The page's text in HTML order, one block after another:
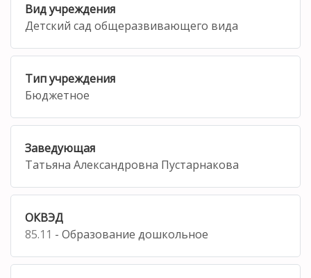
Вид учреждения
Детский сад общеразвивающего вида
Тип учреждения
Бюджетное
Заведующая
Татьяна Александровна Пустарнакова
ОКВЭД
85.11 - Образование дошкольное